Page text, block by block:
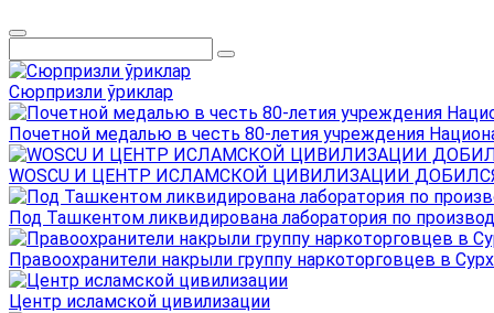
Сюрпризли ўриклар
Почетной медалью в честь 80-летия учреждения
WOSCU И ЦЕНТР ИСЛАМСКОЙ ЦИВИЛИЗАЦИИ
Под Ташкентом ликвидирована лаборатория по
Правоохранители накрыли группу наркоторговцев в
Центр исламской цивилизации